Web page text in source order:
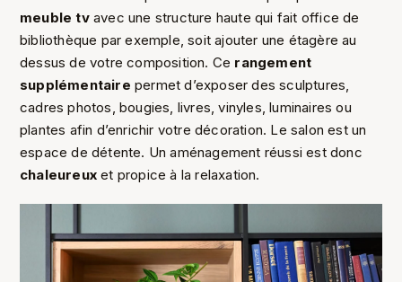
meuble tvavec une structure haute qui fait office de
bibliothèque par exemple, soit ajouter une étagère au
dessus de votre composition. Ce rangement
supplémentaire permet d’exposer des sculptures,
cadres photos, bougies, livres, vinyles, luminaires ou
plantes afin d’enrichir votre décoration. Le salon est un
espace de détente. Un aménagement réussi est donc
chaleureux et propice à la relaxation.